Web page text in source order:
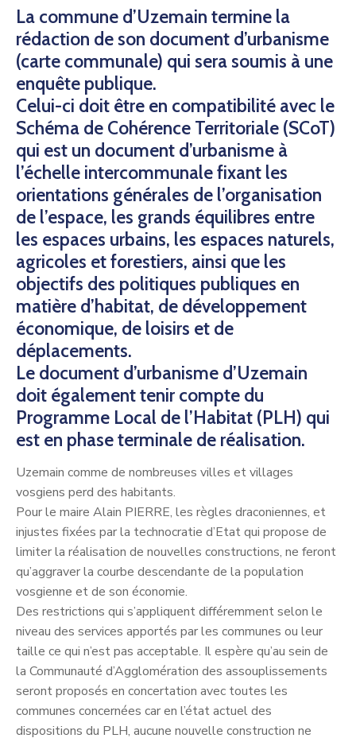
La commune d’Uzemain termine la
rédaction de son document d’urbanisme
(carte communale) qui sera soumis à une
enquête publique.
Celui-ci doit être en compatibilité avec le
Schéma de Cohérence Territoriale (SCoT)
qui est un document d’urbanisme à
l’échelle intercommunale fixant les
orientations générales de l’organisation
de l’espace, les grands équilibres entre
les espaces urbains, les espaces naturels,
agricoles et forestiers, ainsi que les
objectifs des politiques publiques en
matière d’habitat, de développement
économique, de loisirs et de
déplacements.
Le document d’urbanisme d’Uzemain
doit également tenir compte du
Programme Local de l’Habitat (PLH) qui
est en phase terminale de réalisation.
Uzemain comme de nombreuses villes et villages
vosgiens perd des habitants.
Pour le maire Alain PIERRE, les règles draconiennes, et
injustes fixées par la technocratie d’Etat qui propose de
limiter la réalisation de nouvelles constructions, ne feront
qu’aggraver la courbe descendante de la population
vosgienne et de son économie.
Des restrictions qui s’appliquent différemment selon le
niveau des services apportés par les communes ou leur
taille ce qui n’est pas acceptable. Il espère qu’au sein de
la Communauté d’Agglomération des assouplissements
seront proposés en concertation avec toutes les
communes concernées car en l’état actuel des
dispositions du PLH, aucune nouvelle construction ne